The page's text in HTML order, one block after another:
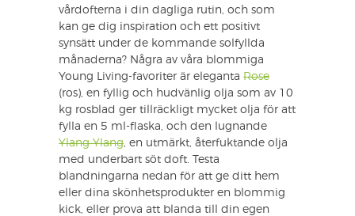
vårdofterna i din dagliga rutin, och som
kan ge dig inspiration och ett positivt
synsätt under de kommande solfyllda
månaderna? Några av våra blommiga
Young Living-favoriter är eleganta Rose
(ros), en fyllig och hudvänlig olja som av 10
kg rosblad ger tillräckligt mycket olja för att
fylla en 5 ml-flaska, och den lugnande
Ylang Ylang , en utmärkt, återfuktande olja
med underbart söt doft. Testa
blandningarna nedan för att ge ditt hem
eller dina skönhetsprodukter en blommig
kick, eller prova att blanda till din egen